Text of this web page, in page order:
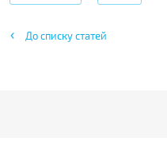
До списку статей